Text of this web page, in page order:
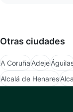
Otras ciudades
A CoruñaAdeje
Alcalá de Henares